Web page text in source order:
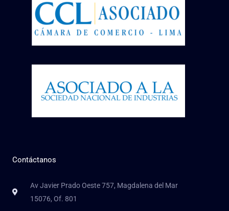
Contáctanos
Av Javier Prado Oeste 757, Magdalena del Mar
15076, Of. 801